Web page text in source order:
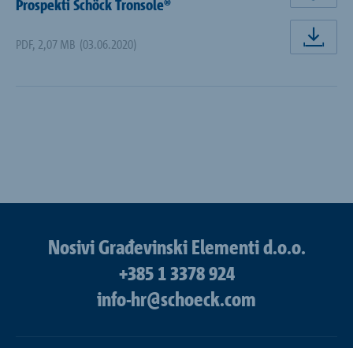
Prospekti Schöck Tronsole®
PDF, 2,07 MB (03.06.2020)
Nosivi Građevinski Elementi d.o.o.
+385 1 3378 924
info-hr@schoeck.com